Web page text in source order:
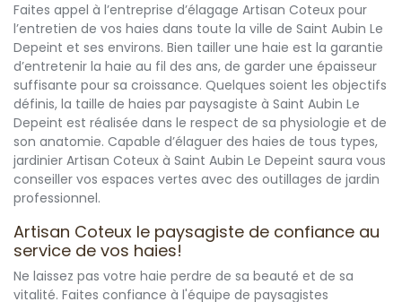
Faites appel à l’entreprise d’élagage Artisan Coteux pour
l’entretien de vos haies dans toute la ville de Saint Aubin Le
Depeint et ses environs. Bien tailler une haie est la garantie
d’entretenir la haie au fil des ans, de garder une épaisseur
suffisante pour sa croissance. Quelques soient les objectifs
définis, la taille de haies par paysagiste à Saint Aubin Le
Depeint est réalisée dans le respect de sa physiologie et de
son anatomie. Capable d’élaguer des haies de tous types,
jardinier Artisan Coteux à Saint Aubin Le Depeint saura vous
conseiller vos espaces vertes avec des outillages de jardin
professionnel.
Artisan Coteux le paysagiste de confiance au
service de vos haies!
Ne laissez pas votre haie perdre de sa beauté et de sa
vitalité. Faites confiance à l'équipe de paysagistes